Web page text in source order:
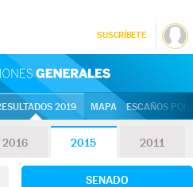
SUSCRÍBETE
2019 MAPA ESCAÑOS
2016 2015 2011
SENADO